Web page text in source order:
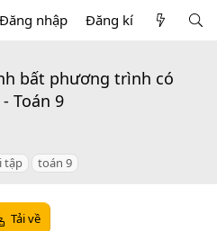
Đăng nhập Đăng kí
bất phương trình có
Toán 9
tập toán 9
Tải về